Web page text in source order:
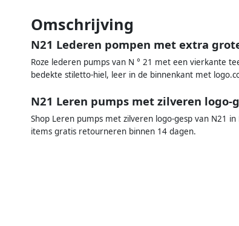
Omschrijving
N21 Lederen pompen met extra
Roze lederen pumps van N ° 21 met een vierkante
bedekte stiletto-hiel, leer in de binnenkant met
N21 Leren pumps met zilveren logo-
Shop Leren pumps met zilveren logo-gesp van N21
items gratis retourneren binnen 14 dagen.